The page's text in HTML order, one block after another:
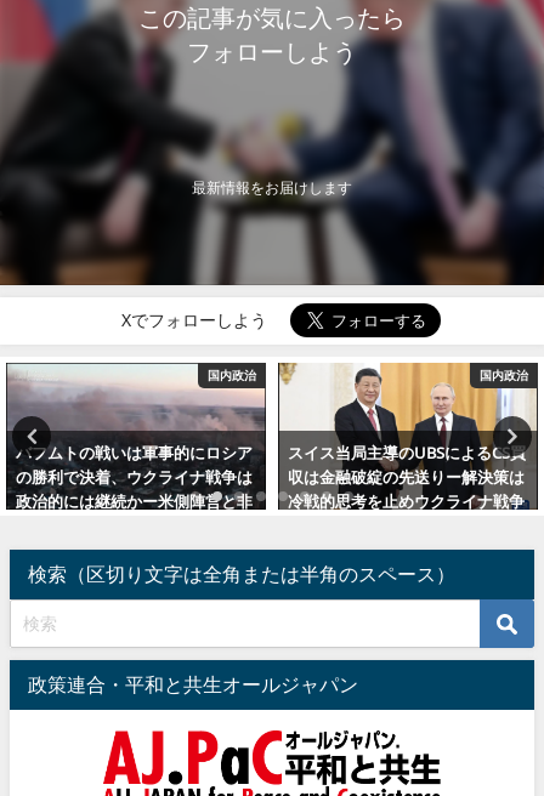
この記事が気に入ったら
フォローしよう
最新情報をお届けします
Xでフォローしよう
国内政治
バフムトの戦いは軍事的にロシア
の勝利で決着、ウクライナ戦争は
政治的には継続かー米側陣営と非
国内政治
スイス当局主導のUBSによるCS買
収は金融破綻の先送りー解決策は
冷戦的思考を止めウクライナ戦争
ラン弾）
2023年3月24日
検索（区切り文字は全角または半角のスペース）
政策連合・平和と共生オールジャパン